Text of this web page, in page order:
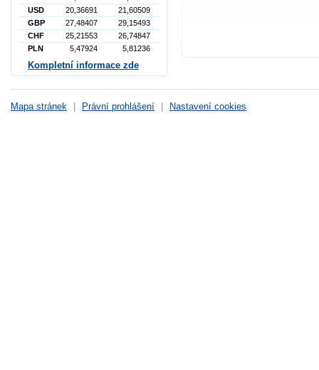
USD
20,36691
21,60509
GBP
27,48407
29,15493
CHF
25,21553
26,74847
PLN
5,47924 5,81236
Kompletní informace zde
Mapa stránek Právní prohlášení Nastavení cookies